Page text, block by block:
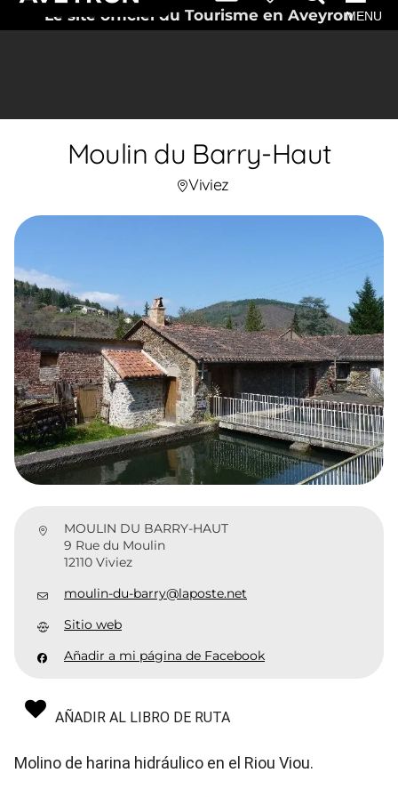
Le site officiel du Tourisme en AveyronMENU
Moulin du Barry-Haut
Viviez
MOULIN DU BARRY-HAUT
9 Rue du Moulin
12110 Viviez
moulin-du-barry@laposte.net
Sitio web
Añadir a mi página de Facebook
AÑADIR AL LIBRO DE RUTA
Molino de harina hidráulico en el Riou Viou.